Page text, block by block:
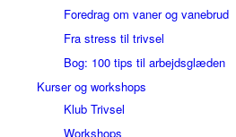
Foredrag om vaner og vanebrud
Fra stress til trivsel
Bog: 100 tips til arbejdsglæden
Kurser og workshops
Klub Trivsel
Workshops